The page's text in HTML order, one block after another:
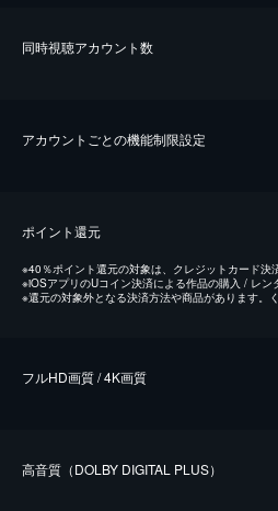
同時視聴アカウント数
アカウントごとの機能制限設定
ポイント還元
※40％ポイント還元の対象は、クレジットカード決
※iOSアプリのUコイン決済による作品の購入 / レン
※還元の対象外となる決済方法や商品があります。
フルHD画質 / 4K画質
⾼⾳質（DOLBY DIGITAL PLUS）